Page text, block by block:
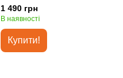
1 490 грн
В наявності
Купити!